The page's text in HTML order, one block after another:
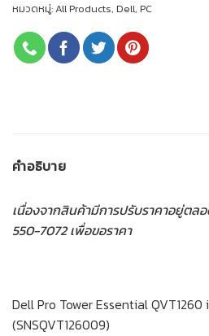
หมวดหมู่:All Products, Dell, PC
คำอธิบาย
เนื่องจากสินค้ามีการปรับราคาอยู่ต
550-7072 เพื่อขอราคา
Dell Pro Tower Essential
(SNSQVT126009)